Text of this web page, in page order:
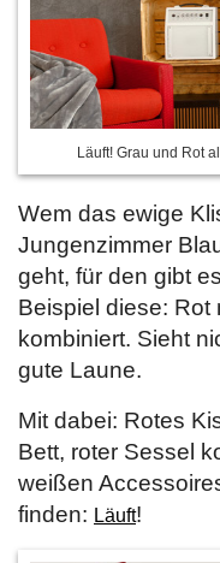
Läuft! Grau und Rot
Wem das ewige
Jungenzimmer
geht, für den gibt
Beispiel diese: Rot
kombiniert. Sieht
gute Laune.
Mit dabei: Rotes
Bett, roter Sessel
weißen
finden: Läuft!